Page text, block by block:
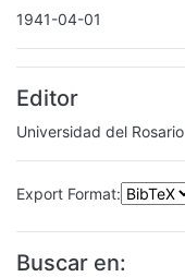
1941-04-01
Editor
Universidad del Rosario
Export Format:
Buscar en: